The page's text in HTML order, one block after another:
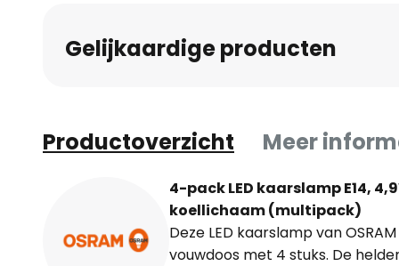
Gelijkaardige producten
Productoverzicht Meer
4-pack LED kaarslamp E14,
koellichaam (multipack)
Deze LED kaarslamp van
vouwdoos met 4 stuks. De